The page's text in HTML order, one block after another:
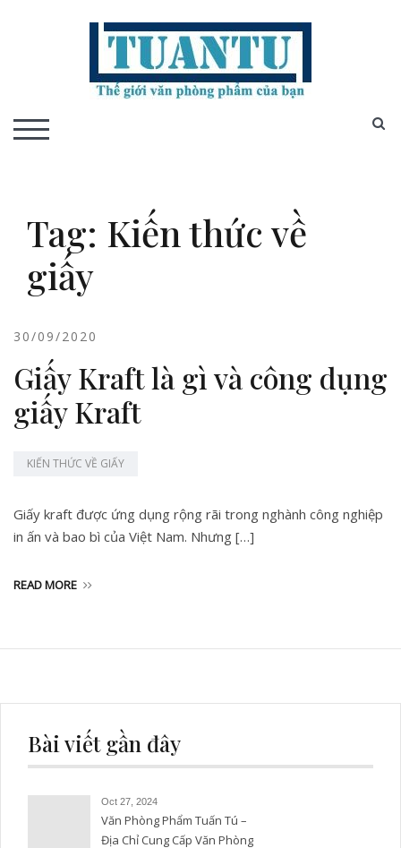
TOGGLE MOBILE MENU
Tag: Kiến thức về
giấy
30/09/2020
Giấy Kraft là gì và công dụng
giấy Kraft
KIẾN THỨC VỀ GIẤY
Giấy kraft được ứng dụng rộng rãi trong nghành công nghiệp
in ấn và bao bì của Việt Nam. Nhưng […]
READ MORE
Bài viết gần đây
Oct 27, 2024
Văn Phòng Phẩm Tuấn Tú –
Địa Chỉ Cung Cấp Văn Phòng